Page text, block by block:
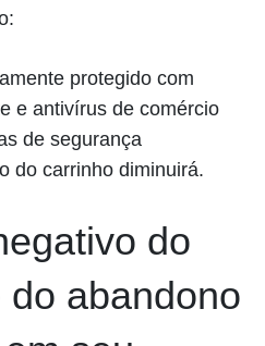
protegido com
e antivírus de comércio
de segurança
do carrinho diminuirá.
do
abandono